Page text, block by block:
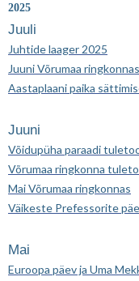
2025
Juuli
Juhtide laager 2025
Juuni Võrumaa ringkonnas
Aastaplaani paika
Juuni
Võidupüha paraadi
Võrumaa ringkonna
Mai Võrumaa ringkonnas
Väikeste Prefessorite
Mai
Euroopa päev ja Uma